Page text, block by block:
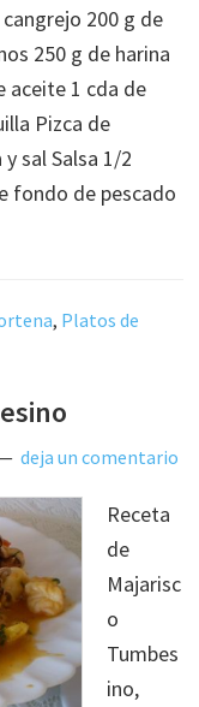
200 g de
250 g de harina
aceite 1 cda de
Pizca de
sal Salsa 1/2
fondo de pescado
, Platos de
deja un comentario
Receta
de
Majarisc
o
Tumbes
ino,